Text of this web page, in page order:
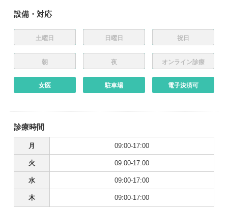
設備・対応
土曜日 日曜日 祝日
朝 夜 オンライン診療
女医 駐車場 電子決済可
診療時間
月 09:00-17:00
火 09:00-17:00
水 09:00-17:00
木 09:00-17:00